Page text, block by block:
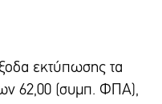
εκτύπωσης τα
62,00 (συμπ. ΦΠΑ),